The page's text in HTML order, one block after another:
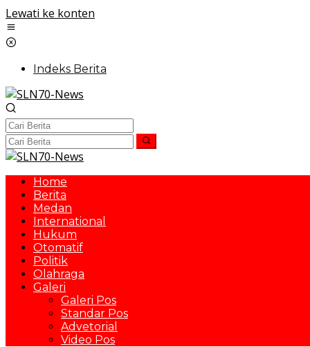
Lewati ke konten
Indeks Berita
Home
Berita
Medan
International
Hukum
Otomatif
Politik
Olahraga
Galeri
Galeri Pos
Standar Pos
Advetorial
Video Pos